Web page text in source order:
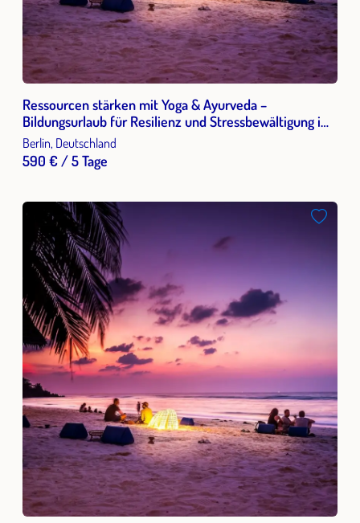
Ressourcen stärken mit Yoga & Ayurveda –
Bildungsurlaub für Resilienz und Stressbewältigung im
Berufsalltag
Berlin, Deutschland
590 € / 5 Tage